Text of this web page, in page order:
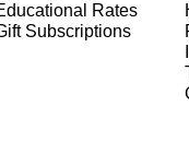
Rates
Subscriptions